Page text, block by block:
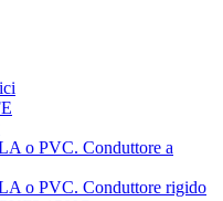
o PVC. Conduttore a
o PVC. Conduttore rigido